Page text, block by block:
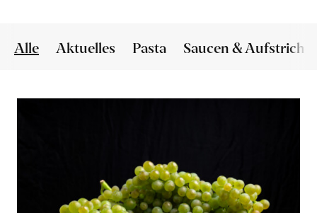
Alle Aktuelles Pasta Saucen & Aufstriche